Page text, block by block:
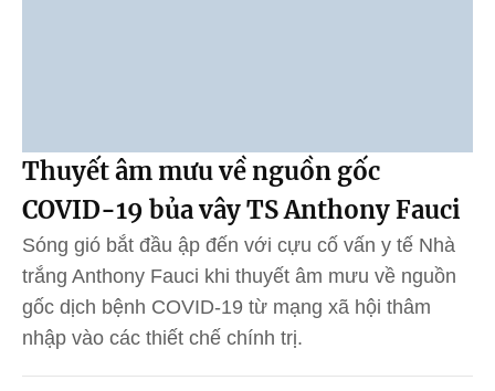
Thuyết âm mưu về nguồn gốc
COVID-19 bủa vây TS Anthony Fauci
Sóng gió bắt đầu ập đến với cựu cố vấn y tế Nhà
trắng Anthony Fauci khi thuyết âm mưu về nguồn
gốc dịch bệnh COVID-19 từ mạng xã hội thâm
nhập vào các thiết chế chính trị.